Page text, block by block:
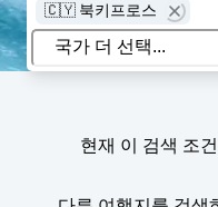
🇨🇾 북키프로스
현재 이 검색 조